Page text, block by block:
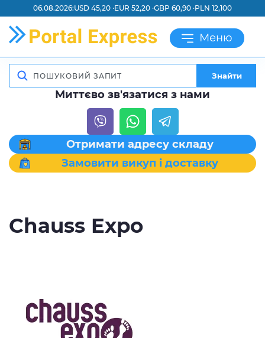
06.08.2026:USD 45,20 ·EUR 52,20 ·GBP 60,90 ·PLN 12,100
Меню
Знайти
Миттєво зв'язатися з нами
Отримати адресу складу
Замовити викуп і доставку
Chauss Expo